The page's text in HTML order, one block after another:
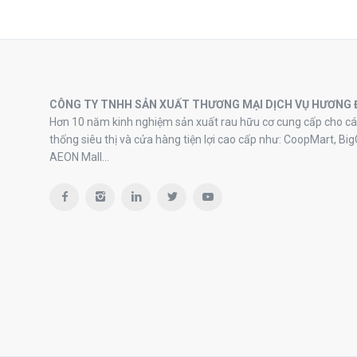
CÔNG TY TNHH SẢN XUẤT THƯƠNG MẠI DỊCH VỤ HƯƠNG
Hơn 10 năm kinh nghiệm sản xuất rau hữu cơ cung cấp cho
thống siêu thị và cửa hàng tiện lợi cao cấp như: CoopMart,
AEON Mall…